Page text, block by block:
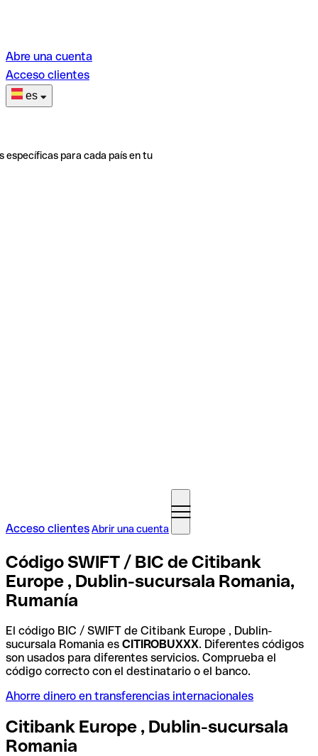
Abre una cuenta
Acceso clientes
es
específicas para cada país en tu
Acceso clientesAbrir una cuenta
Código SWIFT / BIC de Citibank
Europe , Dublin-sucursala Romania,
Rumanía
El código BIC / SWIFT de Citibank Europe , Dublin-
sucursala Romania es CITIROBUXXX. Diferentes códigos
son usados para diferentes servicios. Comprueba el
código correcto con el destinatario o el banco.
Ahorre dinero en transferencias internacionales
Citibank Europe , Dublin-sucursala
Romania